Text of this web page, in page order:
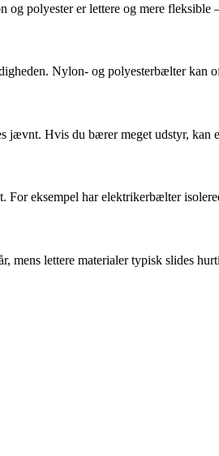
polyester er lettere og mere fleksible
Nylon- og polyesterbælter kan
Hvis du bærer meget udstyr, kan
eksempel har elektrikerbælter
lettere materialer typisk slides